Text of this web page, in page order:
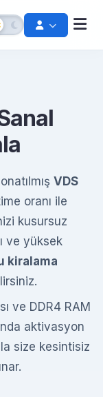
Aç
VDS
oranı ile
kusursuz
ve yüksek
kiralama
ve DDR4 RAM
aktivasyon
size kesintisiz